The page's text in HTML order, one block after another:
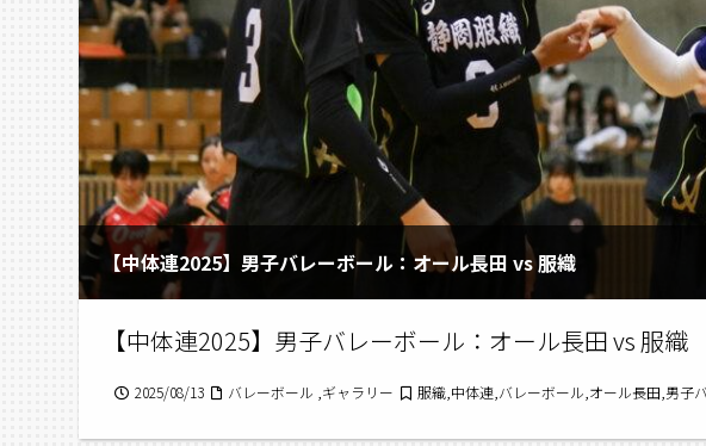
【中体連2025】男子バレーボール：オール長田 vs 服織
【中体連2025】男子バレーボール：オール長田 vs 服織
2025/08/13 バレーボール ,ギャラリー 服織,中体連,バレーボール,オール長田,男子